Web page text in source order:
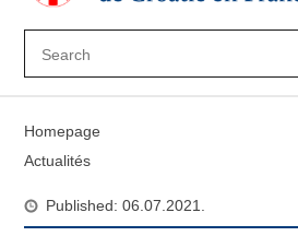
Homepage
Actualités
Published: 06.07.2021.